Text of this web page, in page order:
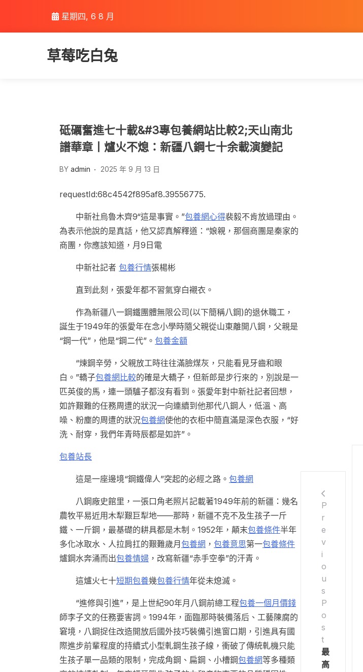
content
星期四, 6 8 月
草莓吃白兔
砥礪奮進七十載&#3專包養網站比較2;天山南北
譜華章丨爐火不熄：新疆八鋼七十余載演變記
BY admin 2025 年 9 月 13 日
requestId:68c4542f895af8.39556775.
中新社烏魯木齊9“這是事實。”包養網心得裴毅不肯放過理由。
為表示他說的是真話，他又認真解釋道：“娘親，那個商團是秦家的
商團，你應該知道，月9日電
中新社記者 包養行情張楊彬
直到此刻，張愛年都不習氣穿白襯衣。
作為新疆八一鋼鐵團體無限公司(以下簡稱八鋼)的退休職工，
誕生于1949年的張愛年在念小學時隨父親從山東離開八鋼，父親是
“鋼一代”，他是“鋼二代”。 包養金額
“煉鋼辛勞，父親放工時往往滿臉煤灰，只能看見牙齒和眼
白。”轎子包養網比較的確是大轎子，但新郎是步行來的，別說是一
匹英俊的馬，連一頭驢子都沒有看到。張愛年對中新社記者回想，
如許艱難的任務周遭的狀況一向連續到他那代八鋼人，低溫、高
噪、粉塵的周遭的狀況包養網使他的衣柜中簡直滿是深色衣服，“好
洗、耐穿，我們年青時辰都是如許”。
包養站長
這是一座邊境“鋼鐵偉人”突起的必經之路。 包養網
八鋼廠史館里，一張口角老照片記載著1949年前的新疆：幾名
農牧平易近用木犁艱巨犁地——那時，新疆不克不及生孩子一斤
鐵、一斤鋼，最基礎的耕具都是木制。1952年，顛末包養條件半年
多化冰取水、人拉肩扛的艱難歲月 包養網 ， 包養意思第一包養條件
爐鋼水奔涌而出包養情婦 ，改寫新疆“赤手空拳”的汗青。
這爐火七十短期包養幾包養行情年從未熄滅。
“進修與引進”，是上世紀90年月八鋼前總工程包養一個月價錢
師李子文的任務要害詞。1994年，面臨那時裝備落后、工藝陳腐的
窘境，八鋼捉住改造開放后國外技巧裝備引進窗口期，引進具有國
際進步前輩程度的持續式小型軋鋼生孩子線，衝破了傳統軋機只能
生孩子單一品類的限制，完成角鋼、扁鋼、小槽鋼包養網等多種類
P
r
e
v
i
o
u
s
P
o
s
t
最
高